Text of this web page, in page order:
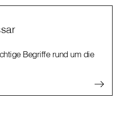
Begriffe rund um die